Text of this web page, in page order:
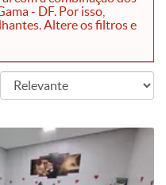
- DF. Por isso,
Altere os filtros e